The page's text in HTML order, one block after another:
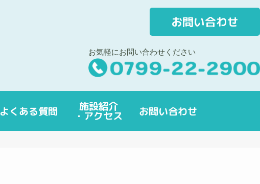
お問い合わせ
お気軽にお問い合わせください
よくある質問 施設紹介
・アクセス お問い合わせ